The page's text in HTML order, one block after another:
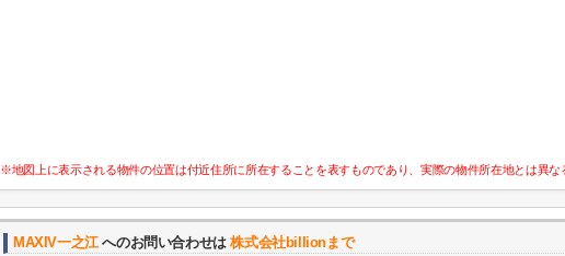
※地図上に表示される物件の位置は付近住所に所在することを表すものであり、実際の物件所在地とは異な
MAXIV一之江へのお問い合わせは株式会社billionまで